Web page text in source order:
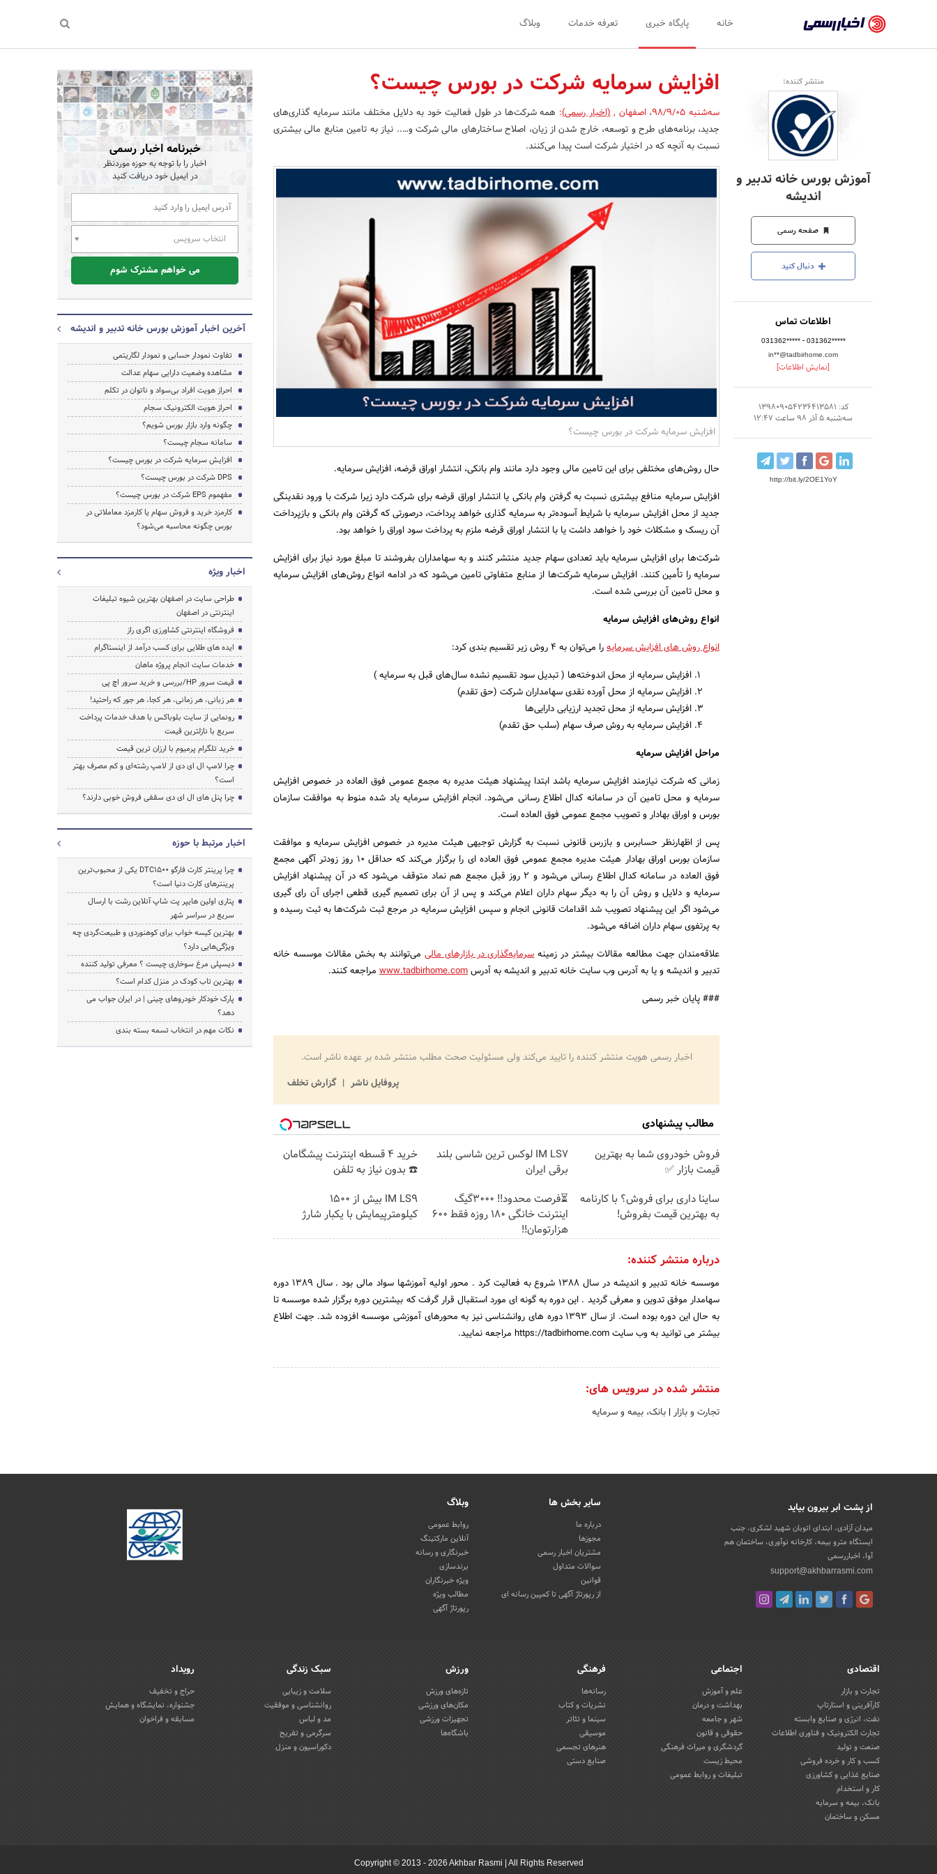
رسمی
-
اخبار
تایید
شده
شرکت‌ها،
سازمان‌ها
و
روابط
عمومی‌ها
خانه پایگاه خبری تعرفه خدمات وبلاگ
منتشر کننده:
آموزش بورس خانه تدبیر و
اندیشه
صفحه رسمی
دنبال کنید
اطلاعات تماس
031362***** - 031362*****
in**@tadbirhome.com
[نمایش اطلاعات]
کد: 139809054236413581
سه‌شنبه 5 آذر 98 ساعت 12:47
http://bit.ly/2OE1YoY
افزایش سرمایه شرکت در بورس چیست؟
سه‌شنبه 98/9/05 ،اصفهان ,(اخبار رسمی): همه شرکت‌ها در طول فعالیت خود به دلایل مختلف مانند سرمایه گذاری‌های
جدید، برنامه‌های طرح و توسعه، خارج شدن از زیان، اصلاح ساختارهای مالی شرکت و….. نیاز به تامین منابع مالی بیشتری
نسبت به آنچه که در اختیار شرکت است پیدا می‌کنند.
افزایش سرمایه شرکت در بورس چیست؟
حال روش‌های مختلفی برای این تامین مالی وجود دارد مانند وام بانکی، انتشار اوراق قرضه، افزایش سرمایه.
افزایش سرمایه منافع بیشتری نسبت به گرفتن وام بانکی یا انتشار اوراق قرضه برای شرکت دارد زیرا شرکت با ورود نقدینگی
جدید از محل افزایش سرمایه با شرایط آسوده‌تر به سرمایه گذاری خواهد پرداخت، درصورتی که گرفتن وام بانکی و بازپرداخت
آن ریسک و مشکلات خود را خواهد داشت یا با انتشار اوراق قرضه ملزم به پرداخت سود اوراق را خواهد بود.
شرکت‌ها برای افزایش سرمایه باید تعدادی سهام جدید منتشر کنند و به سهامداران بفروشند تا مبلغ مورد نیاز برای افزایش
سرمایه را تأمین کنند. افزایش سرمایه شرکت‌ها از منابع متفاوتی تامین می‌شود که در ادامه انواع روش‌های افزایش سرمایه
و محل تامین آن بررسی شده است.
انواع روش‌های افزایش سرمایه
انواع روش های افزایش سرمایهرا می‌توان به ۴ روش زیر تقسیم بندی کرد:
افزایش سرمایه از محل اندوخته‌ها ( تبدیل سود تقسیم نشده سال‌های قبل به سرمایه )
افزایش سرمایه از محل آورده نقدی سهامداران شرکت (حق تقدم)
افزایش سرمایه از محل تجدید ارزیابی دارایی‌ها
افزایش سرمایه به روش صرف سهام (سلب حق تقدم)
مراحل افزایش سرمایه
زمانی که شرکت نیازمند افزایش سرمایه باشد ابتدا پیشنهاد هیئت مدیره به مجمع عمومی فوق العاده در خصوص افزایش
سرمایه و محل تامین آن در سامانه کدال اطلاع رسانی می‌شود. انجام افزایش سرمایه یاد شده منوط به موافقت سازمان
بورس و اوراق بهادار و تصویب مجمع عمومی فوق العاده است.
پس از اظهارنظر حسابرس و بازرس قانونی نسبت به گزارش توجیهی هیئت مدیره در خصوص افزایش سرمایه و موافقت
سازمان بورس اوراق بهادار هیئت مدیره مجمع عمومی فوق العاده ای را برگزار می‌کند که حداقل ۱۰ روز زودتر آگهی مجمع
فوق العاده در سامانه کدال اطلاع رسانی می‌شود و ۲ روز قبل مجمع هم نماد متوقف می‌شود که در آن پیشنهاد افزایش
سرمایه و دلایل و روش آن را به دیگر سهام داران اعلام می‌کند و پس از آن برای تصمیم گیری قطعی اجرای آن رای گیری
می‌شود اگر این پیشنهاد تصویب شد اقدامات قانونی انجام و سپس افزایش سرمایه در مرجع ثبت شرکت‌ها به ثبت رسیده و
به پرتفوی سهام داران اضافه می‌شود.
علاقه‌مندان جهت مطالعه مقالات بیشتر در زمینهسرمایه‌گذاری در بازارهای مالی می‌توانند به بخش مقالات موسسه خانه
تدبیر و اندیشه و یا به آدرس وب سایت خانه تدبیر و اندیشه به آدرسwww.tadbirhome.com مراجعه کنند.
### پایان خبر رسمی
اخبار رسمی هویت منتشر کننده را تایید می‌کند ولی مسئولیت صحت مطلب منتشر شده بر عهده ناشر است.
پروفایل ناشر
گزارش تخلف
مطالب پیشنهادی
فروش خودروی شما به بهترین
قیمت بازار ✅
IM LS7 لوکس ترین شاسی بلند
برقی ایران
خرید 4 قسطه اینترنت پیشگامان
☎️ بدون نیاز به تلفن
ساینا داری برای فروش؟ با کارنامه
به بهترین قیمت بفروش!
⏳فرصت محدود!! 3000گیگ
اینترنت خانگی 180 روزه فقط 600
هزارتومان!!
IM LS9 بیش از 1500
کیلومترپیمایش با یکبار شارژ
درباره منتشر کننده:
موسسه خانه تدبیر و اندیشه در سال ۱۳۸۸ شروع به فعالیت کرد . محور اولیه آموزشها سواد مالی بود . سال ۱۳۸۹ دوره
سهامدار موفق تدوین و معرفی گردید . این دوره به گونه ای مورد استقبال قرار گرفت که بیشترین دوره برگزار شده موسسه تا
به حال این دوره بوده است. از سال ۱۳۹۳ دوره های روانشناسی نیز به محورهای آموزشی موسسه افزوده شد. جهت اطلاع
بیشتر می توانید به وب سایت https://tadbirhome.com مراجعه نمایید.
منتشر شده در سرویس های:
تجارت و بازار | بانک، بیمه و سرمایه
خبرنامه اخبار رسمی
اخبار را با توجه به حوزه موردنظر
در ایمیل خود دریافت کنید
انتخاب سرویس
می خواهم مشترک شوم
آخرین اخبار آموزش بورس خانه تدبیر و اندیشه
تفاوت نمودار حسابی و نمودار لگاریتمی
مشاهده وضعیت دارایی سهام عدالت
احراز هویت افراد بی‌سواد و ناتوان در تکلم
احراز هویت الکترونیک سجام
چگونه وارد بازار بورس شویم؟
سامانه سجام چیست؟
افزایش سرمایه شرکت در بورس چیست؟
DPS شرکت در بورس چیست؟
مفهموم EPS شرکت در بورس چیست؟
کارمزد خرید و فروش سهام یا کارمزد معاملاتی در
بورس چگونه محاسبه می‌شود؟
اخبار ویژه
طراحی سایت در اصفهان بهترین شیوه تبلیغات
اینترنتی در اصفهان
فروشگاه اینترنتی کشاورزی اگری راز
ایده های طلایی برای کسب درآمد از اینستاگرام
خدمات سایت انجام پروژه ماهان
قیمت سرور HP/بررسی و خرید سرور اچ پی
هر زبانی، هر زمانی، هر کجا، هر جور که راحتید!
رونمایی از سایت بلوباکس با هدف خدمات پرداخت
سریع با نازلترین قیمت
خرید تلگرام پرمیوم با ارزان ترین قیمت
چرا لامپ ال ای دی از لامپ رشته‌ای و کم مصرف بهتر
است؟
چرا پنل های ال ای دی سقفی فروش خوبی دارند؟
اخبار مرتبط با حوزه
چرا پرینتر کارت فارگو DTC1500 یکی از محبوب‌ترین
پرینترهای کارت دنیا است؟
پتاری اولین هایپر پت شاپ آنلاین رشت با ارسال
سریع در سراسر شهر
بهترین کیسه خواب برای کوهنوردی و طبیعت‌گردی چه
ویژگی‌هایی دارد؟
دیسپلی مرغ سوخاری چیست ؟ معرفی تولید کننده
بهترین تاب کودک در منزل کدام است؟
پارک خودکار خودروهای چینی | در ایران جواب می
دهد؟
نکات مهم در انتخاب تسمه بسته بندی
از پشت ابر بیرون بیاید
میدان آزادی، ابتدای اتوبان شهید لشکری، جنب
ایستگاه مترو بیمه، کارخانه نوآوری، ساختمان هم
آوا، اخباررسمی
support@akhbarrasmi.com
سایر بخش ها
درباره ما
مجوزها
مشتریان اخبار رسمی
سوالات متداول
قوانین
از رپورتاژ آگهی تا کمپین رسانه ای
وبلاگ
روابط عمومی
آنلاین مارکتینگ
خبرنگاری و رسانه
برندسازی
ویژه خبرنگاران
مطالب ویژه
رپورتاژ آگهی
اقتصادی
تجارت و بازار
کارآفرینی و استارتاپ
نفت، انرژی و صنایع وابسته
تجارت الکترونیک و فناوری اطلاعات
صنعت و تولید
کسب و کار و خرده فروشی
صنایع غذایی و کشاورزی
کار و استخدام
بانک، بیمه و سرمایه
مسکن و ساختمان
اجتماعی
علم و آموزش
بهداشت و درمان
شهر و جامعه
حقوقی و قانون
گردشگری و میراث فرهنگی
محیط زیست
تبلیغات و روابط عمومی
فرهنگی
رسانه‌ها
نشریات و کتاب
سینما و تئاتر
موسیقی
هنرهای تجسمی
صنایع دستی
ورزش
تازه‌های ورزش
مکان‌های ورزشی
تجهیزات ورزشی
باشگاه‌ها
سبک زندگی
سلامت و زیبایی
روانشناسی و موفقیت
مد و لباس
سرگرمی و تفریح
دکوراسیون و منزل
رویداد
حراج و تخفیف
جشنواره، نمایشگاه و همایش
مسابقه و فراخوان
Copyright © 2013 - 2026 Akhbar Rasmi All Rights Reserved